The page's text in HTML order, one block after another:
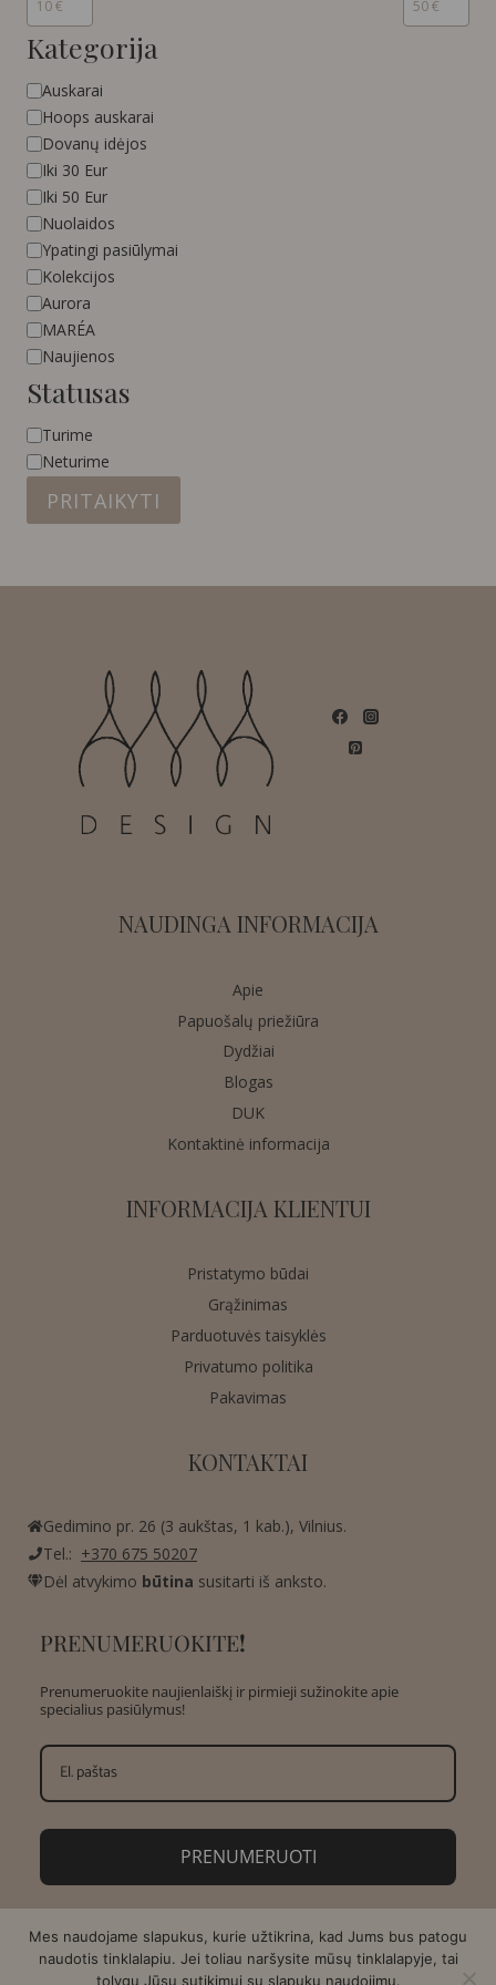
Kategorija
Kategorija
Auskarai
Hoops auskarai
Dovanų idėjos
Iki 30 Eur
Iki 50 Eur
Nuolaidos
Ypatingi pasiūlymai
Kolekcijos
Aurora
MARÉA
Naujienos
Statusas
Statusas
Turime
Neturime
PRITAIKYTI
NAUDINGA INFORMACIJA
Apie
Papuošalų priežiūra
Dydžiai
Blogas
DUK
Kontaktinė informacija
INFORMACIJA KLIENTUI
Pristatymo būdai
Grąžinimas
Parduotuvės taisyklės
Privatumo politika
Pakavimas
KONTAKTAI
Gedimino pr. 26 (3 aukštas, 1 kab.), Vilnius.
Tel.: +370 675 50207
Dėl atvykimo būtina susitarti iš anksto.
PRENUMERUOKITE!
Prenumeruokite naujienlaiškį ir pirmieji sužinokite apie
specialius pasiūlymus!
PRENUMERUOTI
Mes naudojame slapukus, kurie užtikrina, kad Jums bus patogu
naudotis tinklalapiu. Jei toliau naršysite mūsų tinklalapyje, tai
tolygu Jūsų sutikimui su slapukų naudojimu.